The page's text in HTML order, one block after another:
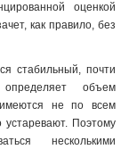
оценкой
как правило, без
стабильный, почти
объем
не по всем
Поэтому
несколькими